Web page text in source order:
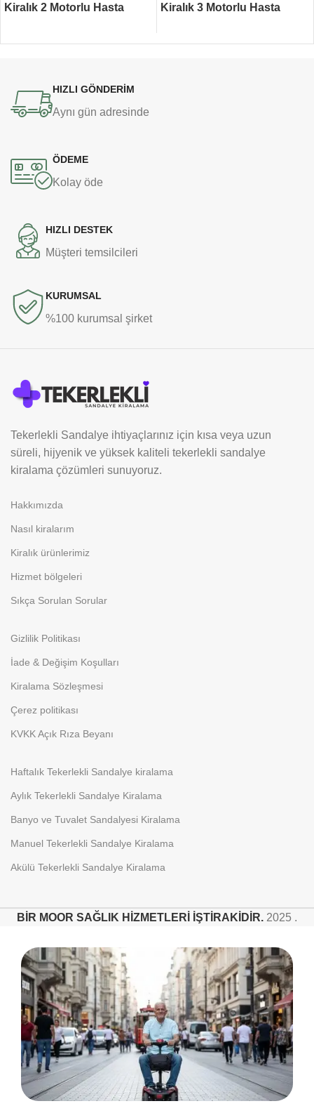
Kiralık 2 Motorlu Hasta
Kiralık 3 Motorlu Hasta
HIZLI GÖNDERİM
Aynı gün adresinde
ÖDEME
Kolay öde
HIZLI DESTEK
Müşteri temsilcileri
KURUMSAL
%100 kurumsal şirket
Tekerlekli Sandalye ihtiyaçlarınız için kısa veya uzun
süreli, hijyenik ve yüksek kaliteli tekerlekli sandalye
kiralama çözümleri sunuyoruz.
Hakkımızda
Nasıl kiralarım
Kiralık ürünlerimiz
Hizmet bölgeleri
Sıkça Sorulan Sorular
Gizlilik Politikası
İade & Değişim Koşulları
Kiralama Sözleşmesi
Çerez politikası
KVKK Açık Rıza Beyanı
Haftalık Tekerlekli Sandalye kiralama
Aylık Tekerlekli Sandalye Kiralama
Banyo ve Tuvalet Sandalyesi Kiralama
Manuel Tekerlekli Sandalye Kiralama
Akülü Tekerlekli Sandalye Kiralama
BİR MOOR SAĞLIK HİZMETLERİ İŞTİRAKİDİR. 2025 .